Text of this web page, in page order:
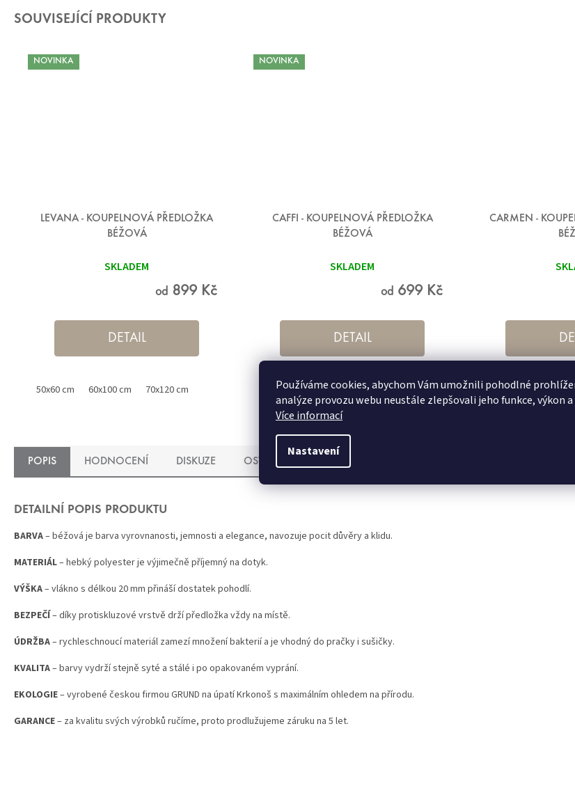
Používáme cookies, abychom Vám umožnili pohodlné
analýze provozu webu neustále zlepšovali jeho funkce, výkon
Více informací
Nastavení
SOUVISEJÍCÍ PRODUKTY
NOVINKA
LEVANA - KOUPELNOVÁ PŘEDLOŽKA
BÉŽOVÁ
SKLADEM
od 899 Kč
DETAIL
50x60 cm 60x100 cm 70x120 cm
NOVINKA
CAFFI - KOUPELNOVÁ PŘEDLOŽKA
BÉŽOVÁ
SKLADEM
od 699 Kč
DETAIL
50x60 cm 60x100 cm 70x120 cm
CARMEN -
55x50 cm s výřezem
POPIS HODNOCENÍ DISKUZE OSTATNÍ INFORMACE
DETAILNÍ POPIS PRODUKTU
BARVA– béžová je barva vyrovnanosti, jemnosti a elegance, navozuje pocit důvěry a klidu.
MATERIÁL– hebký polyester je výjimečně příjemný na dotyk.
VÝŠKA– vlákno s délkou 20 mm přináší dostatek pohodlí.
BEZPEČÍ– díky protiskluzové vrstvě drží předložka vždy na místě.
ÚDRŽBA– rychleschnoucí materiál zamezí množení bakterií a je vhodný do pračky i sušičky.
KVALITA– barvy vydrží stejně syté a stálé i po opakovaném vyprání.
EKOLOGIE– vyrobené českou firmou GRUND na úpatí Krkonoš s maximálním ohledem na přírodu.
GARANCE– za kvalitu svých výrobků ručíme, proto prodlužujeme záruku na 5 let.